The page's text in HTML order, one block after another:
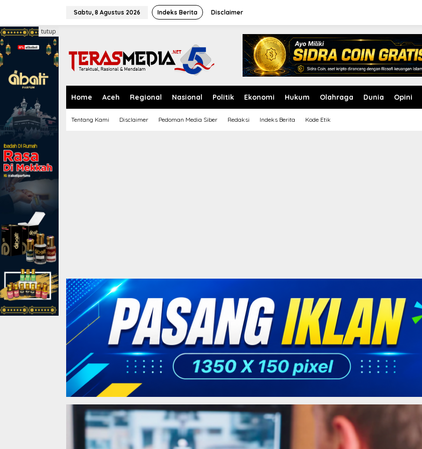
a
t
i
k
e
Sabtu, 8 Agustus 2026 Indeks Berita Disclaimer
Home Aceh Regional Nasional Politik Ekonomi Hukum Olahraga Dunia Opini
Tentang Kami Disclaimer Pedoman Media Siber Redaksi Indeks Berita Kode Etik
tutup